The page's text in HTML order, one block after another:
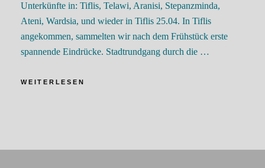
Unterkünfte in: Tiflis, Telawi, Aranisi, Stepanzminda,
Ateni, Wardsia, und wieder in Tiflis 25.04. In Tiflis
angekommen, sammelten wir nach dem Frühstück erste
spannende Eindrücke. Stadtrundgang durch die …
WEITERLESEN